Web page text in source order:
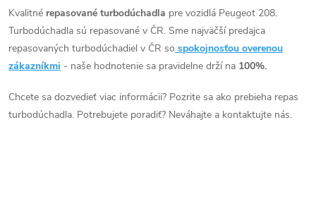
Connect, Transit Courier
1.5TDCi 1.6TDCi 70kW 74kW
85kW 88kW, Mazda 3 82kW
85kW, Mazda 5 85kW, Peugeot
208, 2008, 308, 3008, 4008,
Tepee 1.6HDi 82kW 84kW
85kW, Volvo C30, S40, S60,
v
l
á
d
Kvalitné repasované turbodúchadla pre vozidlá Peugeot 208.
Turbodúchadla sú repasované v ČR. Sme najväčší predajca
repasovaných turbodúchadiel v ČR so spokojnosťou overenou
zákazníkmi - naše hodnotenie sa pravidelne drží na 100%.
Chcete sa dozvedieť viac informácii? Pozrite sa ako prebieha repas
turbodúchadla. Potrebujete poradiť? Neváhajte a kontaktujte nás.